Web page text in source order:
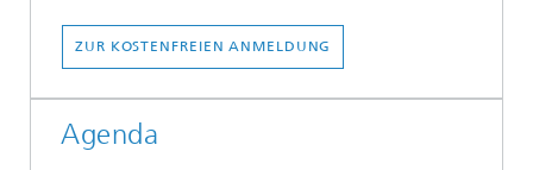
ZUR KOSTENFREIEN ANMELDUNG
Agenda